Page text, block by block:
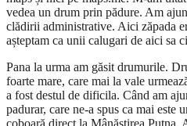
vedea un drum prin pădure. Am
clădirii administrative. Aici zăpada
așteptam ca unii calugari de aici sa
Pana la urma am găsit drumurile.
foarte mare, care mai la vale
a fost destul de dificila. Când am
padurar, care ne-a spus ca mai este